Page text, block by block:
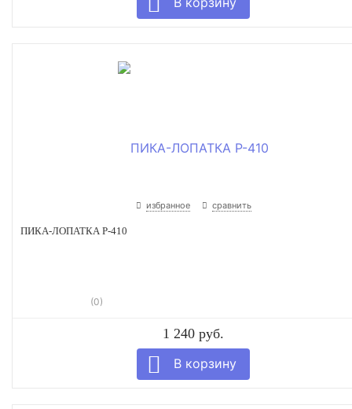
избранное сравнить
ПИКА-ЛОПАТКА P-410
(0)
1 240 руб.